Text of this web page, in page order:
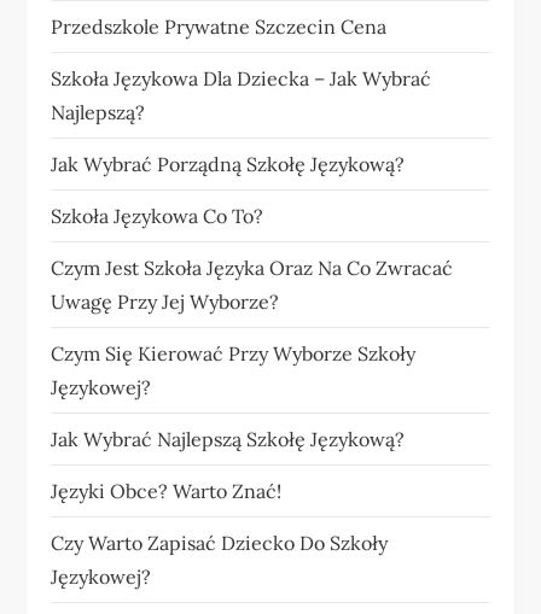
Przedszkole Prywatne Szczecin Cena
Szkoła Językowa Dla Dziecka – Jak Wybrać
Najlepszą?
Jak Wybrać Porządną Szkołę Językową?
Szkoła Językowa Co To?
Czym Jest Szkoła Języka Oraz Na Co Zwracać
Uwagę Przy Jej Wyborze?
Czym Się Kierować Przy Wyborze Szkoły
Językowej?
Jak Wybrać Najlepszą Szkołę Językową?
Języki Obce? Warto Znać!
Czy Warto Zapisać Dziecko Do Szkoły
Językowej?